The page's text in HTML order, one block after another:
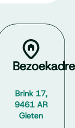
Brink 17,
9461 AR
Gieten